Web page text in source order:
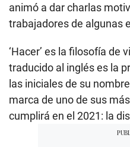
animó a dar charlas
trabajadores de algunas
‘Hacer’ es la filosofía de
traducido al inglés es la
las iniciales de su
marca de uno de sus
cumplirá en el 2021: la